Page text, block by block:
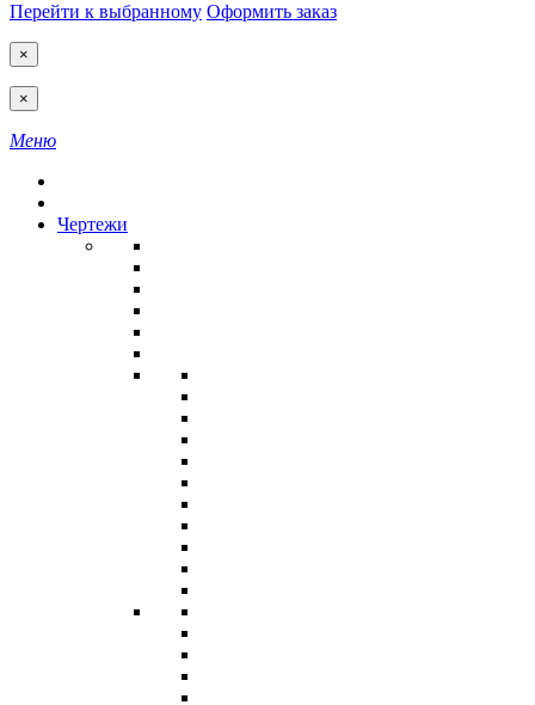
Перейти к выбранному Оформить заказ
×
×
Меню
Чертежи